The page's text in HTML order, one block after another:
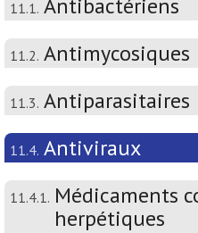
11.1. Antibactériens
11.2. Antimycosiques
11.3. Antiparasitaires
11.4. Antiviraux
11.4.1. Médicaments
herpétiques